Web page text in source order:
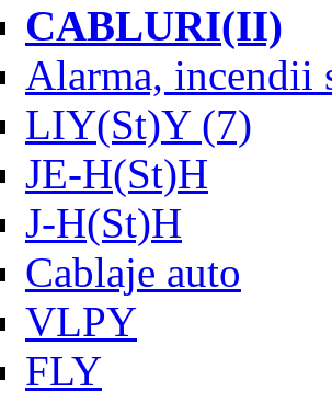
CABLURI(II)
Alarma, incendii
LIY(St)Y(7)
JE-H(St)H
J-H(St)H
Cablaje auto
VLPY
FLY